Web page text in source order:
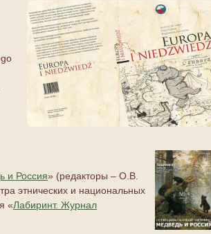
и Россия» (редакторы – О.В.
этнических и национальных
«Лабиринт. Журнал